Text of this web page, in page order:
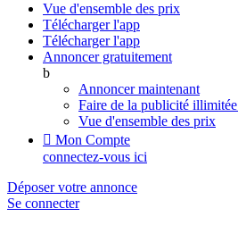
Vue d'ensemble des prix
Télécharger l'app
Télécharger l'app
Annoncer gratuitement
b
Annoncer maintenant
Faire de la publicité illimitée
Vue d'ensemble des prix
 Mon Compte
connectez-vous ici
Déposer votre annonce
Se connecter